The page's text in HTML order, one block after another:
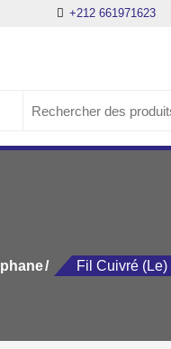
+212 661971623
Fil Cuivré (Le)